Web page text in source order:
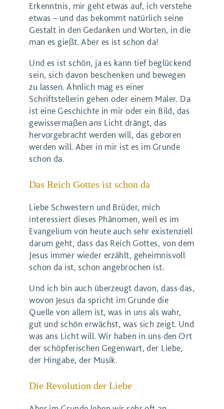
Erkenntnis, mir geht etwas auf, ich verstehe
etwas – und das bekommt natürlich seine
Gestalt in den Gedanken und Worten, in die
man es gießt. Aber es ist schon da!
Und es ist schön, ja es kann tief beglückend
sein, sich davon beschenken und bewegen
zu lassen. Ähnlich mag es einer
Schriftstellerin gehen oder einem Maler. Da
ist eine Geschichte in mir oder ein Bild, das
gewissermaßen ans Licht drängt, das
hervorgebracht werden will, das geboren
werden will. Aber in mir ist es im Grunde
schon da.
Das Reich Gottes ist schon da
Liebe Schwestern und Brüder, mich
interessiert dieses Phänomen, weil es im
Evangelium von heute auch sehr existenziell
darum geht, dass das Reich Gottes, von dem
Jesus immer wieder erzählt, geheimnisvoll
schon da ist, schon angebrochen ist.
Und ich bin auch überzeugt davon, dass das,
wovon Jesus da spricht im Grunde die
Quelle von allem ist, was in uns als wahr,
gut und schön erwächst, was sich zeigt. Und
was ans Licht will. Wir haben in uns den Ort
der schöpferischen Gegenwart, der Liebe,
der Hingabe, der Musik.
Die Revolution der Liebe